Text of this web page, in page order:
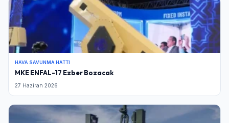
HAVA SAVUNMA HATTI
MKE ENFAL-17 Ezber Bozacak
27 Haziran 2026